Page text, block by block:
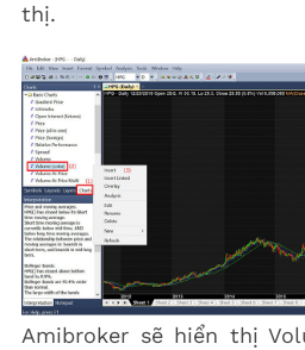
thị.
Amibroker sẽ hiển thị